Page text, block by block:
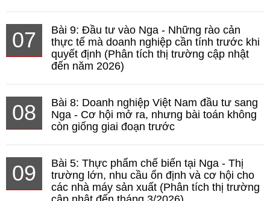
07
Bài 9: Đầu tư vào Nga - Những rào cản
thực tế mà doanh nghiệp cần tính trước khi
quyết định (Phân tích thị trường cập nhật
đến năm 2026)
08
Bài 8: Doanh nghiệp Việt Nam đầu tư sang
Nga - Cơ hội mở ra, nhưng bài toán không
còn giống giai đoạn trước
09
Bài 5: Thực phẩm chế biến tại Nga - Thị
trường lớn, nhu cầu ổn định và cơ hội cho
các nhà máy sản xuất (Phân tích thị trường